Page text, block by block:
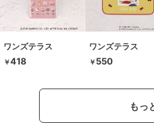
ワンズテラス
￥418
ワンズテラス
￥ 550
もっ